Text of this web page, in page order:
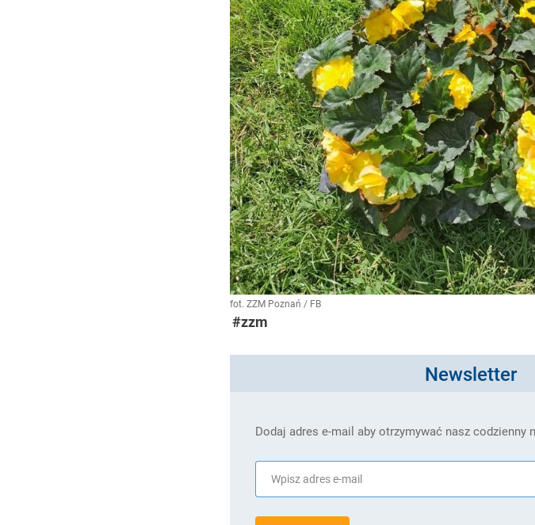
fot. ZZM Poznań / FB
#zzm
Newsletter
Dodaj adres e-mail aby otrzymywać nasz codzienny